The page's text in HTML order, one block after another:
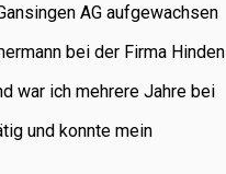
AG aufgewachsen
bei der Firma Hinden
war ich mehrere Jahre bei
und konnte mein